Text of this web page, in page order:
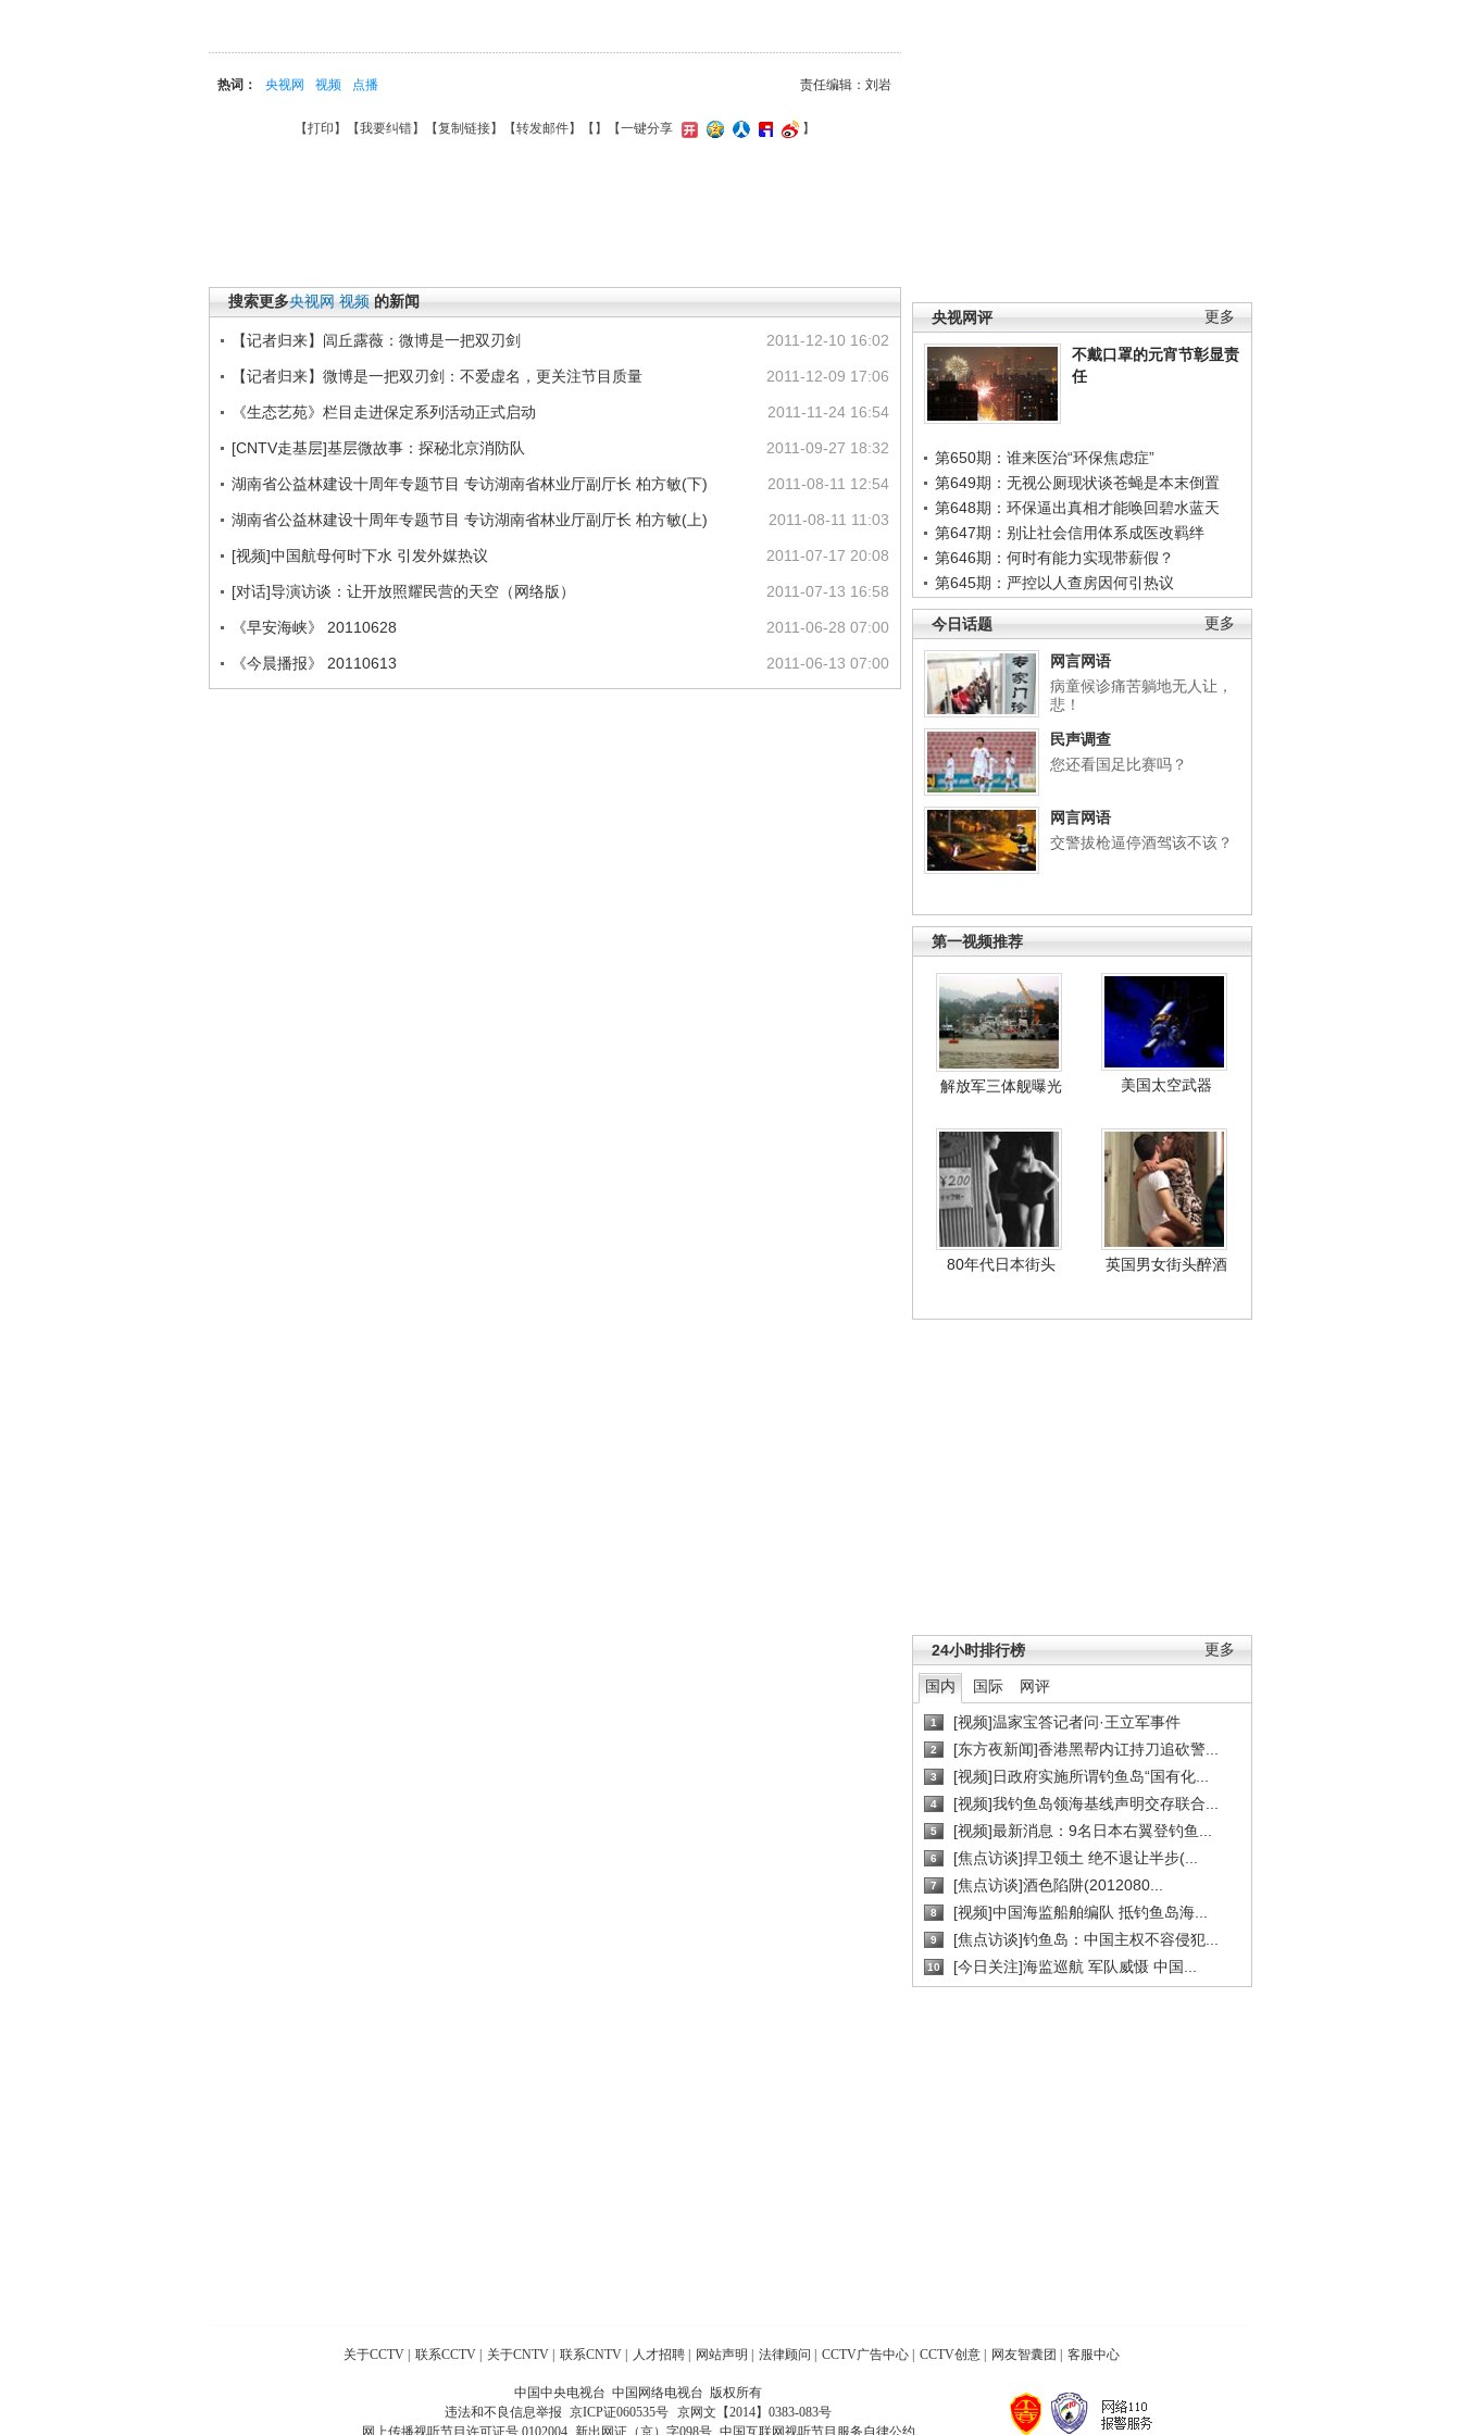
更多
央视网评
不戴口罩的元宵节彰显责
任
第650期：谁来医治“环保焦虑症”
第649期：无视公厕现状谈苍蝇是本末倒置
第648期：环保逼出真相才能唤回碧水蓝天
第647期：别让社会信用体系成医改羁绊
第646期：何时有能力实现带薪假？
第645期：严控以人查房因何引热议
更多
今日话题
网言网语
病童候诊痛苦躺地无人让，
悲！
民声调查
您还看国足比赛吗？
网言网语
交警拔枪逼停酒驾该不该？
第一视频推荐
解放军三体舰曝光 美国太空武器
80年代日本街头 英国男女街头醉酒
更多
24小时排行榜
国内 国际 网评
1 [视频]温家宝答记者问·王立军事件
2 [东方夜新闻]香港黑帮内讧持刀追砍警...
3 [视频]日政府实施所谓钓鱼岛“国有化...
4 [视频]我钓鱼岛领海基线声明交存联合...
5 [视频]最新消息：9名日本右翼登钓鱼...
6 [焦点访谈]捍卫领土 绝不退让半步(...
7 [焦点访谈]酒色陷阱(2012080...
8 [视频]中国海监船舶编队 抵钓鱼岛海...
9 [焦点访谈]钓鱼岛：中国主权不容侵犯...
10 [今日关注]海监巡航 军队威慑 中国...
责任编辑：刘岩
热词： 央视网 视频 点播
【打印 】【我要纠错】【复制链接】【转发邮件】【 】 【一键分享 】
搜索更多央视网 视频 的新闻
2011-12-10 16:02
【记者归来】闾丘露薇：微博是一把双刃剑
2011-12-09 17:06
【记者归来】微博是一把双刃剑：不爱虚名，更关注节目质量
2011-11-24 16:54
《生态艺苑》栏目走进保定系列活动正式启动
2011-09-27 18:32
[CNTV走基层]基层微故事：探秘北京消防队
2011-08-11 12:54
湖南省公益林建设十周年专题节目 专访湖南省林业厅副厅长 柏方敏(下)
2011-08-11 11:03
湖南省公益林建设十周年专题节目 专访湖南省林业厅副厅长 柏方敏(上)
2011-07-17 20:08
[视频]中国航母何时下水 引发外媒热议
2011-07-13 16:58
[对话]导演访谈：让开放照耀民营的天空（网络版）
2011-06-28 07:00
《早安海峡》 20110628
2011-06-13 07:00
《今晨播报》 20110613
关于CCTV 联系CCTV 关于CNTV 联系CNTV 人才招聘 网站声明 法律顾问 CCTV广告中心 CCTV创意 网友智囊团 客服中心
中国中央电视台 中国网络电视台 版权所有
违法和不良信息举报 京ICP证060535号
京网文【2014】0383-083号
网上传播视听节目许可证号 0102004 新出网证（京）字098号 中国互联网视听节目服务自律公约